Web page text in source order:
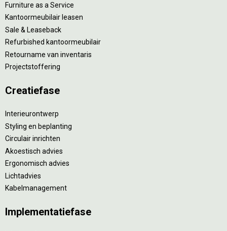
Furniture as a Service
Kantoormeubilair leasen
Sale & Leaseback
Refurbished kantoormeubilair
Retourname van inventaris
Projectstoffering
Creatiefase
Interieurontwerp
Styling en beplanting
Circulair inrichten
Akoestisch advies
Ergonomisch advies
Lichtadvies
Kabelmanagement
Implementatiefase